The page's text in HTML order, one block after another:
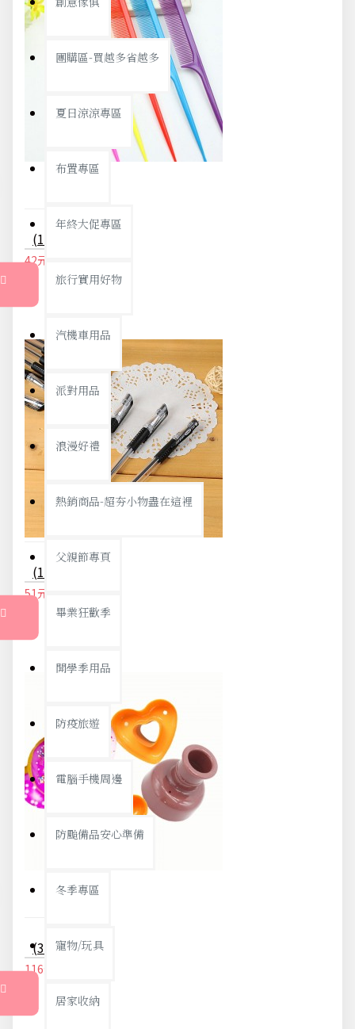
團購區-買越多省越多
夏日涼涼專區
布置專區
年終大促專區
旅行實用好物
汽機車用品
派對用品
浪漫好禮
熱銷商品-超夯小物盡在這裡
父親節專頁
畢業狂歡季
開學季用品
防疫旅遊
電腦手機周邊
防颱備品安心準備
冬季專區
寵物/玩具
居家收納
42元
51元
(3入)甜甜圈造型模 DIY餅干模具 麵包蛋糕壓印膜 烘焙模具
116元